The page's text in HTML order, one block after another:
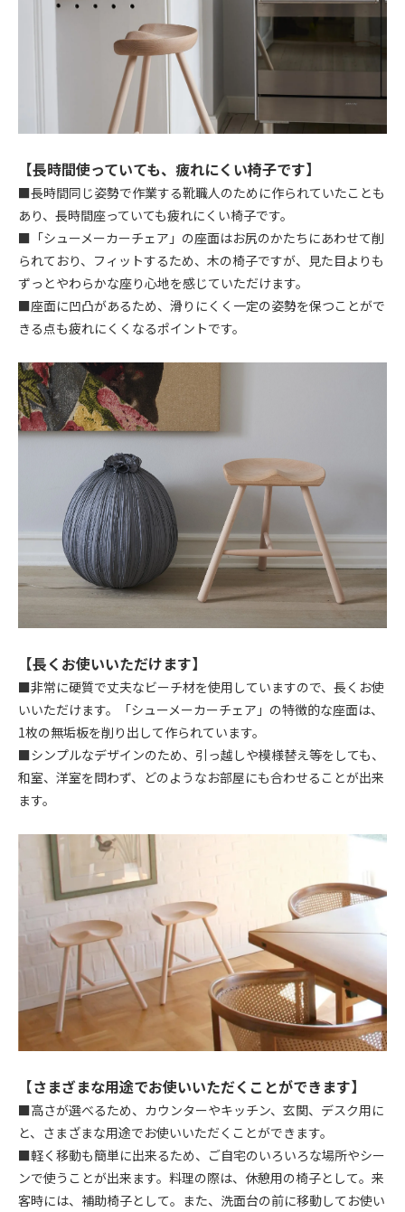
【長時間使っていても、疲れにくい椅子です】
■長時間同じ姿勢で作業する靴職人のために作られていたことも
あり、長時間座っていても疲れにくい椅子です。
■「シューメーカーチェア」の座面はお尻のかたちにあわせて削
られており、フィットするため、木の椅子ですが、見た目よりも
ずっとやわらかな座り心地を感じていただけます。
■座面に凹凸があるため、滑りにくく一定の姿勢を保つことがで
きる点も疲れにくくなるポイントです。
【長くお使いいただけます】
■非常に硬質で丈夫なビーチ材を使用していますので、長くお使
いいただけます。「シューメーカーチェア」の特徴的な座面は、
1枚の無垢板を削り出して作られています。
■シンプルなデザインのため、引っ越しや模様替え等をしても、
和室、洋室を問わず、どのようなお部屋にも合わせることが出来
ます。
【さまざまな用途でお使いいただくことができます】
■高さが選べるため、カウンターやキッチン、玄関、デスク用に
と、さまざまな用途でお使いいただくことができます。
■軽く移動も簡単に出来るため、ご自宅のいろいろな場所やシー
ンで使うことが出来ます。料理の際は、休憩用の椅子として。来
客時には、補助椅子として。また、洗面台の前に移動してお使い